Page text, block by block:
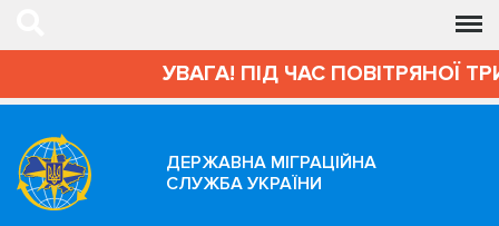
УВАГА! ПІД ЧАС ПОВІТРЯНОЇ
ДЕРЖАВНА МІГРАЦІЙНА
СЛУЖБА УКРАЇНИ